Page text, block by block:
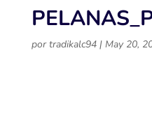
portradikalc94| May 20,